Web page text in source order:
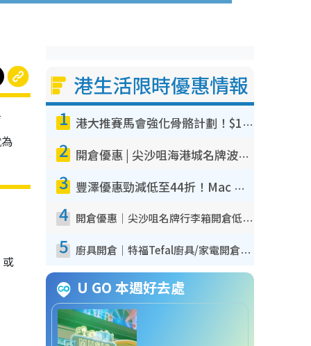
港生活限時優惠情報
1 港大推賽馬會強化骨骼計劃！$100骨質密度X光檢查 完成免費運動訓練送超市禮券！附參加資格
2 開倉優惠 | 尖沙咀海港城名牌波鞋開倉低至1折！On鞋$899起／Joy&Peace鞋履$98起
3 豐澤優惠勁減低至44折！Mac mini/iPhone17Pro大減價！廚房家電$220起
4 開倉優惠｜尖沙咀名牌行李箱開倉低至4折！一連5日 American Tourister/ace./Hallmark $200起！
5 廚具開倉｜特福Tefal廚具/家電開倉低至3折！$220起買平底鍋/炒鑊/湯煲！電飯煲/吸塵機/燙斗$418起
U GO 本週好去處